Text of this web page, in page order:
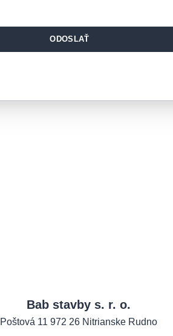
Bab stavby s. r. o.
Poštová 11 972 26 Nitrianske Rudno